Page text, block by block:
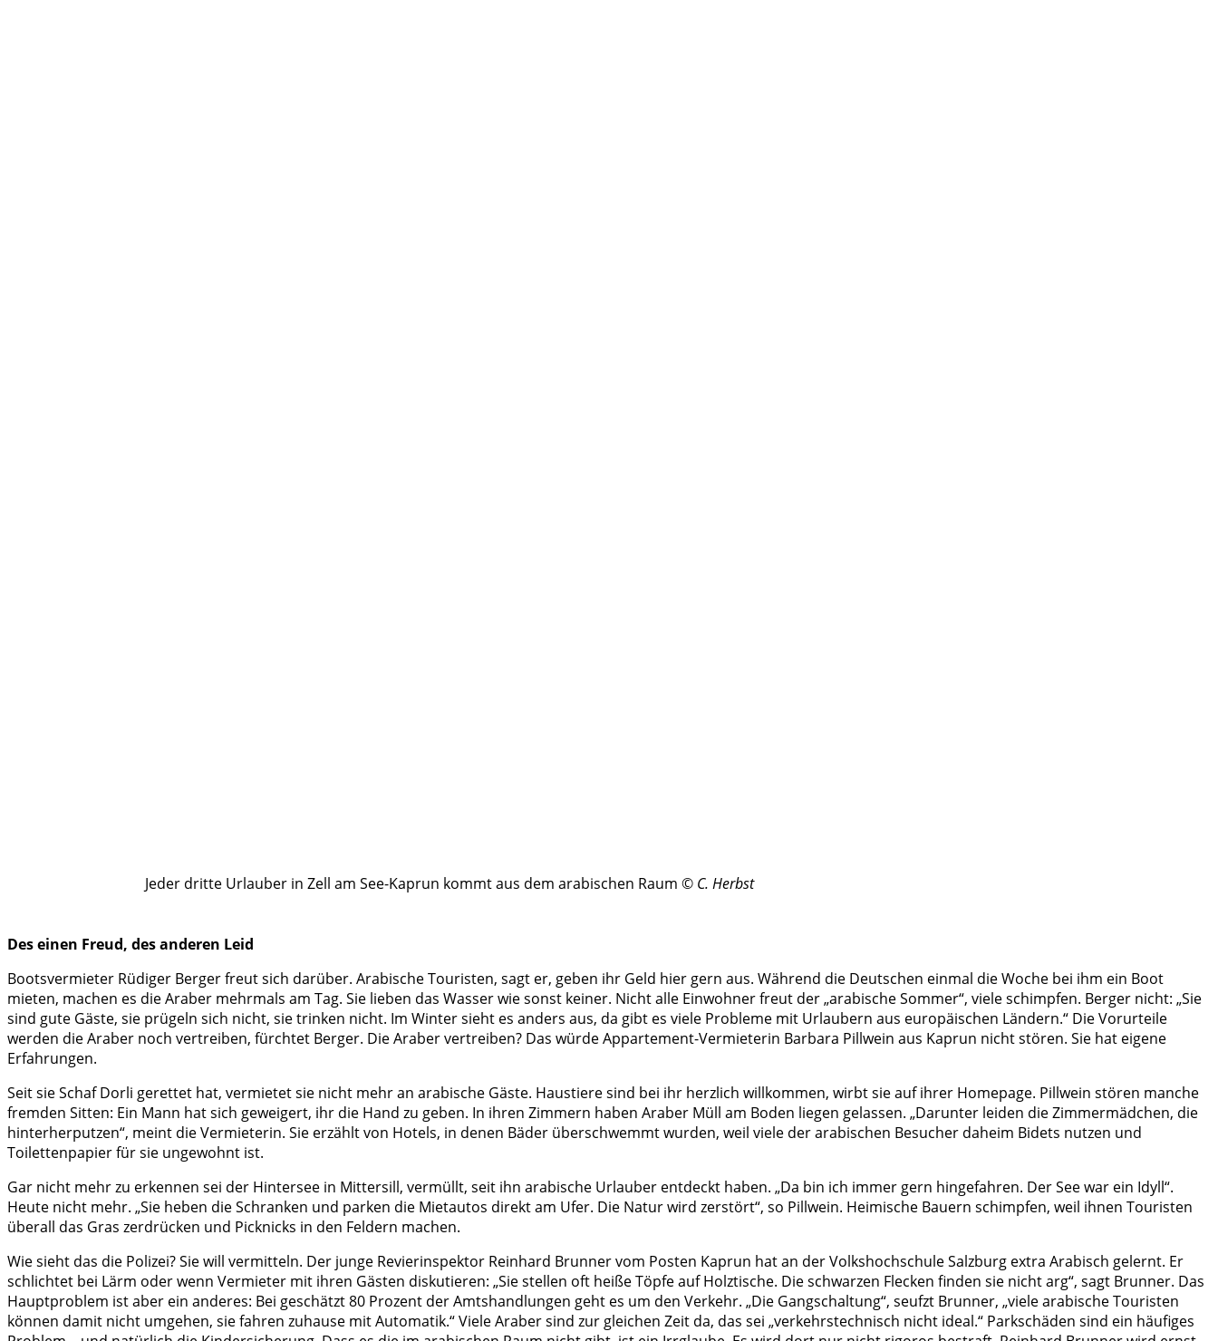
Jeder dritte Urlauber in Zell am See-Kaprun kommt aus dem arabischen Raum © C. Herbst
Des einen Freud, des anderen Leid
Bootsvermieter Rüdiger Berger freut sich darüber. Arabische Touristen, sagt er, geben ihr Geld hier gern aus. Während die Deutschen einmal die Woche bei ihm ein Boot
mieten, machen es die Araber mehrmals am Tag. Sie lieben das Wasser wie sonst keiner. Nicht alle Einwohner freut der „arabische Sommer“, viele schimpfen. Berger nicht: „Sie
sind gute Gäste, sie prügeln sich nicht, sie trinken nicht. Im Winter sieht es anders aus, da gibt es viele Probleme mit Urlaubern aus europäischen Ländern.“ Die Vorurteile
werden die Araber noch vertreiben, fürchtet Berger. Die Araber vertreiben? Das würde Appartement-Vermieterin Barbara Pillwein aus Kaprun nicht stören. Sie hat eigene
Erfahrungen.
Seit sie Schaf Dorli gerettet hat, vermietet sie nicht mehr an arabische Gäste. Haustiere sind bei ihr herzlich willkommen, wirbt sie auf ihrer Homepage. Pillwein stören manche
fremden Sitten: Ein Mann hat sich geweigert, ihr die Hand zu geben. In ihren Zimmern haben Araber Müll am Boden liegen gelassen. „Darunter leiden die Zimmermädchen, die
hinterherputzen“, meint die Vermieterin. Sie erzählt von Hotels, in denen Bäder überschwemmt wurden, weil viele der arabischen Besucher daheim Bidets nutzen und
Toilettenpapier für sie ungewohnt ist.
Gar nicht mehr zu erkennen sei der Hintersee in Mittersill, vermüllt, seit ihn arabische Urlauber entdeckt haben. „Da bin ich immer gern hingefahren. Der See war ein Idyll“.
Heute nicht mehr. „Sie heben die Schranken und parken die Mietautos direkt am Ufer. Die Natur wird zerstört“, so Pillwein. Heimische Bauern schimpfen, weil ihnen Touristen
überall das Gras zerdrücken und Picknicks in den Feldern machen.
Wie sieht das die Polizei? Sie will vermitteln. Der junge Revierinspektor Reinhard Brunner vom Posten Kaprun hat an der Volkshochschule Salzburg extra Arabisch gelernt. Er
schlichtet bei Lärm oder wenn Vermieter mit ihren Gästen diskutieren: „Sie stellen oft heiße Töpfe auf Holztische. Die schwarzen Flecken finden sie nicht arg“, sagt Brunner. Das
Hauptproblem ist aber ein anderes: Bei geschätzt 80 Prozent der Amtshandlungen geht es um den Verkehr. „Die Gangschaltung“, seufzt Brunner, „viele arabische Touristen
können damit nicht umgehen, sie fahren zuhause mit Automatik.“ Viele Araber sind zur gleichen Zeit da, das sei „verkehrstechnisch nicht ideal.“ Parkschäden sind ein häufiges